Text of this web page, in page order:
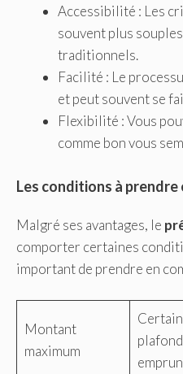
Accessibilité : Les
souvent plus
traditionnels.
Facilité : Le
et peut souvent se
Flexibilité : Vous
comme bon vous
Les conditions à prendre
Malgré ses avantages, le
comporter certaines
important de prendre en
Montant
maximum